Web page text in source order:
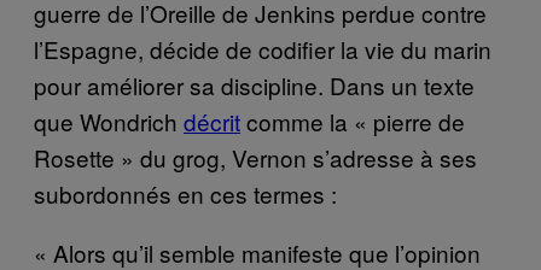
guerre de l’Oreille de Jenkins perdue contre
l’Espagne, décide de codifier la vie du marin
pour améliorer sa discipline. Dans un texte
que Wondrich décritcomme la « pierre de
Rosette » du grog, Vernon s’adresse à ses
subordonnés en ces termes :
« Alors qu’il semble manifeste que l’opinion